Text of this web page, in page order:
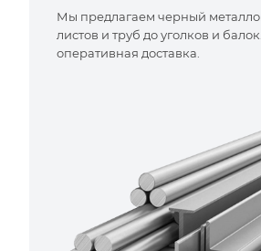
Мы предлагаем черный
листов и труб до уголков и
оперативная доставка.